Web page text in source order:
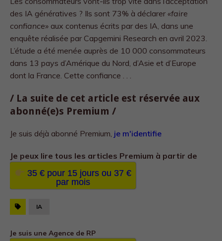
des IA génératives ? Ils sont 73% à déclarer «faire
confiance» aux contenus écrits par des IA, dans une
enquête réalisée par Capgemini Research en avril 2023.
L’étude a été menée auprès de 10 000 consommateurs
dans 13 pays d’Amérique du Nord, d’Asie et d’Europe
dont la France. Cette confiance . . .
/ La suite de cet article est réservée aux
abonné(e)s Premium /
Je suis déjà abonné Premium, je m'identifie
Je peux lire tous les articles Premium à partir de
35 € pour 15 jours ou 37 €
par mois
IA
Je suis une Agence de RP